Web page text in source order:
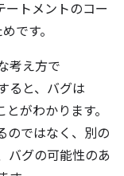
ートメントのコー
です。
考え方で
ると、バグは
がわかります。
のではなく、別の
バグの可能性のあ